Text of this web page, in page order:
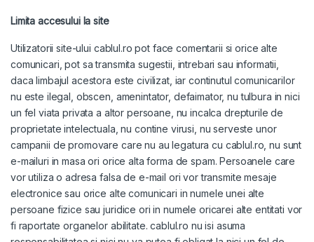
Limita accesului la site
Utilizatorii site-ului cablul.ro pot face comentarii si orice alte
comunicari, pot sa transmita sugestii, intrebari sau informatii,
daca limbajul acestora este civilizat, iar continutul comunicarilor
nu este ilegal, obscen, amenintator, defaimator, nu tulbura in nici
un fel viata privata a altor persoane, nu incalca drepturile de
proprietate intelectuala, nu contine virusi, nu serveste unor
campanii de promovare care nu au legatura cu cablul.ro, nu sunt
e-mailuri in masa ori orice alta forma de spam. Persoanele care
vor utiliza o adresa falsa de e-mail ori vor transmite mesaje
electronice sau orice alte comunicari in numele unei alte
persoane fizice sau juridice ori in numele oricarei alte entitati vor
fi raportate organelor abilitate. cablul.ro nu isi asuma